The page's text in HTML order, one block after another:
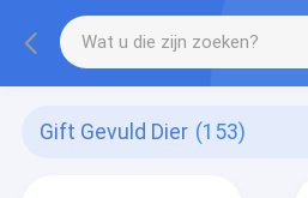
Gift Gevuld Dier (153)